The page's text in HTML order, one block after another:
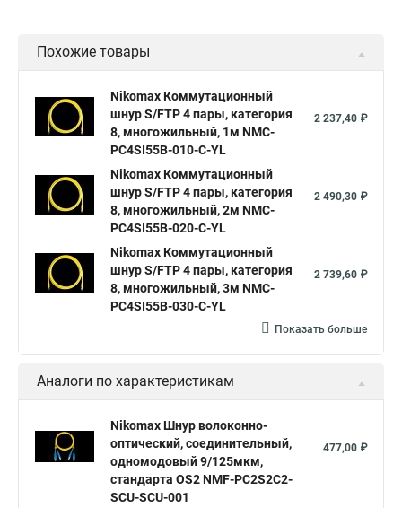
Похожие товары
Nikomax Коммутационный
шнур S/FTP 4 пары, категория
8, многожильный, 1м NMC-
PC4SI55B-010-C-YL
2 237,40 ₽
Nikomax Коммутационный
шнур S/FTP 4 пары, категория
8, многожильный, 2м NMC-
PC4SI55B-020-C-YL
2 490,30 ₽
Nikomax Коммутационный
шнур S/FTP 4 пары, категория
8, многожильный, 3м NMC-
PC4SI55B-030-C-YL
2 739,60 ₽
Показать больше
Аналоги по характеристикам
Nikomax Шнур волоконно-
оптический, соединительный,
одномодовый 9/125мкм,
стандарта OS2 NMF-PC2S2C2-
SCU-SCU-001
477,00 ₽